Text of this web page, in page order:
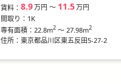
賃料：8.9万円〜 11.5万円
間取り： 1K
専有面積：22.8m2 ～ 27.98m2
住所：東京都品川区東五反田5-27-2